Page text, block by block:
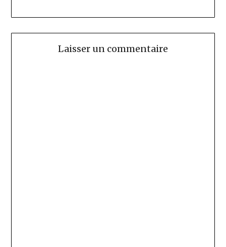
Laisser un commentaire